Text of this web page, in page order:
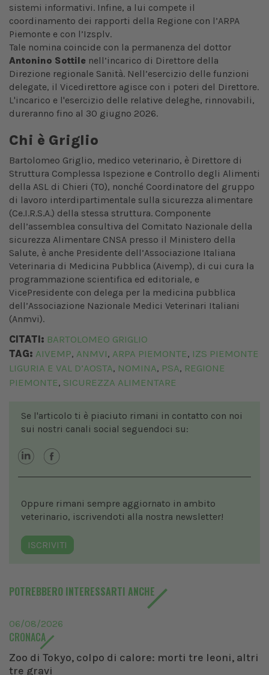
sistemi informativi. Infine, a lui compete il
coordinamento dei rapporti della Regione con l’ARPA
Piemonte e con l’Izsplv.
Tale nomina coincide con la permanenza del dottor
Antonino Sottile nell’incarico di Direttore della
Direzione regionale Sanità. Nell’esercizio delle funzioni
delegate, il Vicedirettore agisce con i poteri del Direttore.
L'incarico e l'esercizio delle relative deleghe, rinnovabili,
dureranno fino al 30 giugno 2026.
Chi è Griglio
Bartolomeo Griglio, medico veterinario, è Direttore di
Struttura Complessa Ispezione e Controllo degli Alimenti
della ASL di Chieri (TO), nonché Coordinatore del gruppo
di lavoro interdipartimentale sulla sicurezza alimentare
(Ce.I.R.S.A.) della stessa struttura. Componente
dell’assemblea consultiva del Comitato Nazionale della
sicurezza Alimentare CNSA presso il Ministero della
Salute, è anche Presidente dell’Associazione Italiana
Veterinaria di Medicina Pubblica (Aivemp), di cui cura la
programmazione scientifica ed editoriale, e
VicePresidente con delega per la medicina pubblica
dell’Associazione Nazionale Medici Veterinari Italiani
(Anmvi).
CITATI: BARTOLOMEO GRIGLIO
TAG: AIVEMP, ANMVI, ARPA PIEMONTE, IZS PIEMONTE
LIGURIA E VAL D’AOSTA, NOMINA, PSA, REGIONE
PIEMONTE, SICUREZZA ALIMENTARE
Se l'articolo ti è piaciuto rimani in contatto con noi
sui nostri canali social seguendoci su:
Oppure rimani sempre aggiornato in ambito
veterinario, iscrivendoti alla nostra newsletter!
ISCRIVITI
POTREBBERO INTERESSARTI ANCHE
06/08/2026
CRONACA
Zoo di Tokyo, colpo di calore: morti tre leoni, altri
tre gravi